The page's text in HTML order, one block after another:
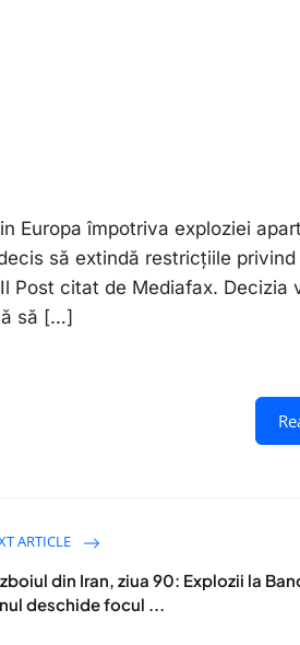
Europa împotriva exploziei
să extindă restricțiile privind
Post citat de Mediafax. Decizia
să […]
ARTICLE
din Iran, ziua 90: Explozii la
deschide focul ...